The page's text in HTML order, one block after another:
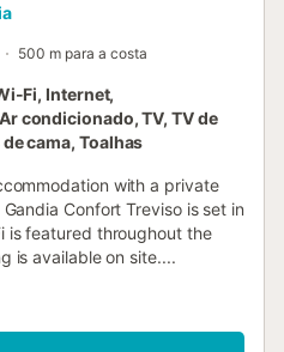
500 m para a costa
Fi, Internet,
condicionado, TV, TV de
cama, Toalhas
with a private
Confort Treviso is set in
is featured throughout the
is available on site....